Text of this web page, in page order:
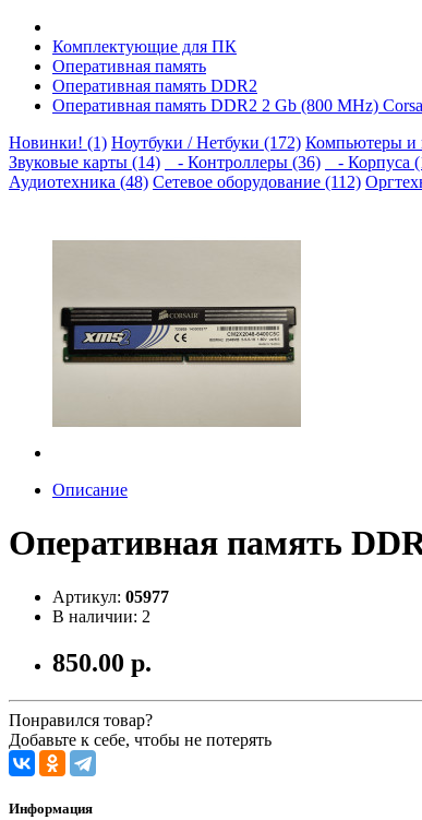
Комплектующие для ПК
Оперативная память
Оперативная память DDR2
Оперативная память DDR2 2 Gb (800 MHz)
Новинки! (1) Ноутбуки / Нетбуки (172) Компьютеры и
Звуковые карты (14)
- Контроллеры (36) - Корпуса
Аудиотехника (48) Сетевое оборудование (112)
Описание
Оперативная память
Артикул: 05977
В наличии: 2
850.00 р.
Понравился товар?
Добавьте к себе, чтобы не потерять
Информация